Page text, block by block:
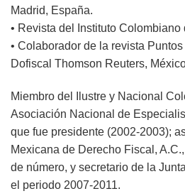
Madrid, España.
• Revista del Instituto Colombiano
• Colaborador de la revista
Dofiscal Thomson Reuters,
Miembro del Ilustre y Nacional
Asociación Nacional de
que fue presidente (2002-2003);
Mexicana de Derecho Fiscal,
de número, y secretario de la
el periodo 2007-2011.